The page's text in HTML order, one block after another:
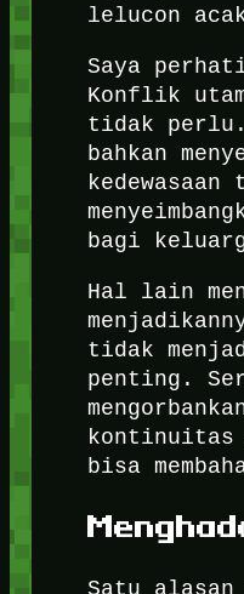
lelucon
Saya
Konflik
tidak
bahkan
bagi
Hal lain
tidak
penting.
kontinuitas
bisa
Satu alasan